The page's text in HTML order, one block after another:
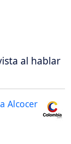
al hablar